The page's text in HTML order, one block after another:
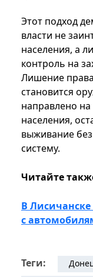
Этот подход
власти не
населения, а
контроль на
Лишение
становится
направлено
населения,
выживание
систему.
Читайте
В
с
Теги: